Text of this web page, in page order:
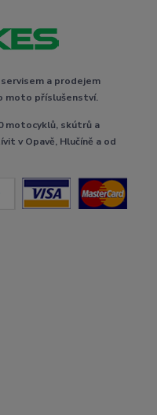
a prodejem
moto příslušenství.
motocyklů, skútrů a
v Opavě, Hlučíně a od